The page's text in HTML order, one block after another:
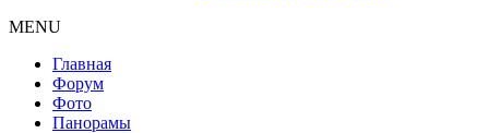
MENU
Главная
Форум
Фото
Панорамы